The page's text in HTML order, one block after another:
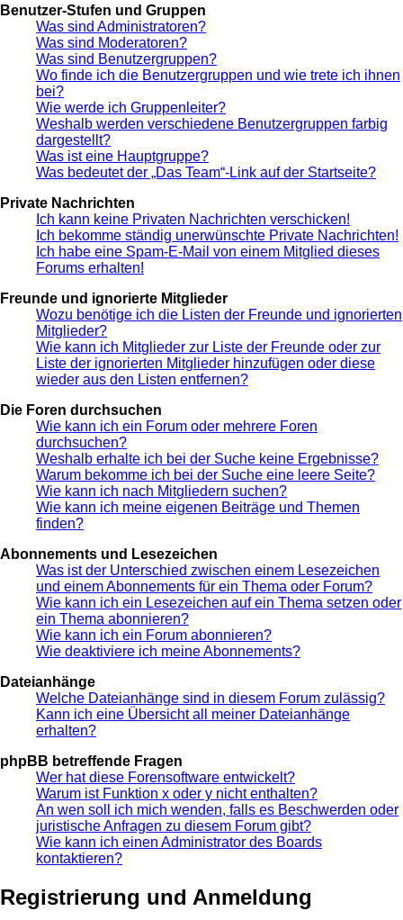
Benutzer-Stufen und Gruppen
Was sind Administratoren?
Was sind Moderatoren?
Was sind Benutzergruppen?
Wo finde ich die Benutzergruppen und wie trete ich ihnen
bei?
Wie werde ich Gruppenleiter?
Weshalb werden verschiedene Benutzergruppen farbig
dargestellt?
Was ist eine Hauptgruppe?
Was bedeutet der „Das Team“-Link auf der Startseite?
Private Nachrichten
Ich kann keine Privaten Nachrichten verschicken!
Ich bekomme ständig unerwünschte Private Nachrichten!
Ich habe eine Spam-E-Mail von einem Mitglied dieses
Forums erhalten!
Freunde und ignorierte Mitglieder
Wozu benötige ich die Listen der Freunde und ignorierten
Mitglieder?
Wie kann ich Mitglieder zur Liste der Freunde oder zur
Liste der ignorierten Mitglieder hinzufügen oder diese
wieder aus den Listen entfernen?
Die Foren durchsuchen
Wie kann ich ein Forum oder mehrere Foren
durchsuchen?
Weshalb erhalte ich bei der Suche keine Ergebnisse?
Warum bekomme ich bei der Suche eine leere Seite?
Wie kann ich nach Mitgliedern suchen?
Wie kann ich meine eigenen Beiträge und Themen
finden?
Abonnements und Lesezeichen
Was ist der Unterschied zwischen einem Lesezeichen
und einem Abonnements für ein Thema oder Forum?
Wie kann ich ein Lesezeichen auf ein Thema setzen oder
ein Thema abonnieren?
Wie kann ich ein Forum abonnieren?
Wie deaktiviere ich meine Abonnements?
Dateianhänge
Welche Dateianhänge sind in diesem Forum zulässig?
Kann ich eine Übersicht all meiner Dateianhänge
erhalten?
phpBB betreffende Fragen
Wer hat diese Forensoftware entwickelt?
Warum ist Funktion x oder y nicht enthalten?
An wen soll ich mich wenden, falls es Beschwerden oder
juristische Anfragen zu diesem Forum gibt?
Wie kann ich einen Administrator des Boards
kontaktieren?
Registrierung und Anmeldung